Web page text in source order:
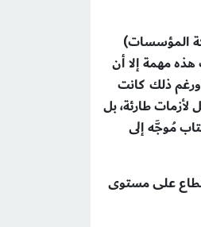
المؤسسات)
مهمة إلا أن
ذلك كانت
طارئة، بل
مُوجَّه إلى
على مستوى